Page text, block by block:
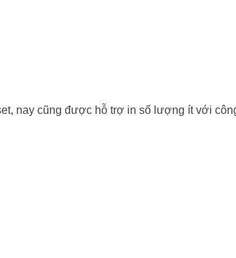
nay cũng được hỗ trợ in số lượng ít với